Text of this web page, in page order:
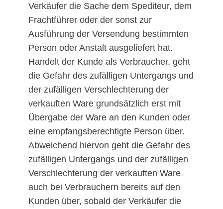
Verkäufer die Sache dem Spediteur, dem
Frachtführer oder der sonst zur
Ausführung der Versendung bestimmten
Person oder Anstalt ausgeliefert hat.
Handelt der Kunde als Verbraucher, geht
die Gefahr des zufälligen Untergangs und
der zufälligen Verschlechterung der
verkauften Ware grundsätzlich erst mit
Übergabe der Ware an den Kunden oder
eine empfangsberechtigte Person über.
Abweichend hiervon geht die Gefahr des
zufälligen Untergangs und der zufälligen
Verschlechterung der verkauften Ware
auch bei Verbrauchern bereits auf den
Kunden über, sobald der Verkäufer die